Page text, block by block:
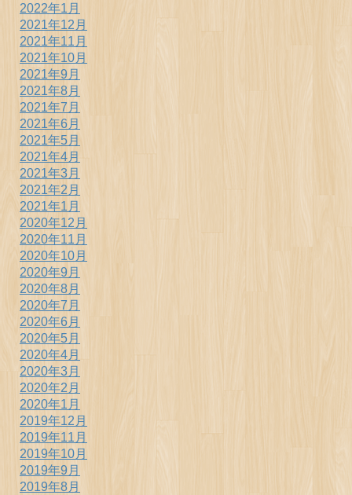
2022年1月
2021年12月
2021年11月
2021年10月
2021年9月
2021年8月
2021年7月
2021年6月
2021年5月
2021年4月
2021年3月
2021年2月
2021年1月
2020年12月
2020年11月
2020年10月
2020年9月
2020年8月
2020年7月
2020年6月
2020年5月
2020年4月
2020年3月
2020年2月
2020年1月
2019年12月
2019年11月
2019年10月
2019年9月
2019年8月